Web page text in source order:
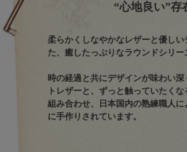
“心地良い”存
柔らかくしなやかなレザーと優し
た、癒したっぷりなラウンドシリー
時の経過と共にデザインが味わい
トレザーと、ずっと触っていたく
組み合わせ、日本国内の熟練職人
に手作りされています。